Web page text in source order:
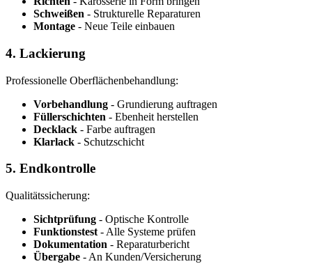
Schweißen - Strukturelle Reparaturen
Montage - Neue Teile einbauen
4. Lackierung
Professionelle Oberflächenbehandlung:
Vorbehandlung - Grundierung auftragen
Füllerschichten - Ebenheit herstellen
Decklack - Farbe auftragen
Klarlack - Schutzschicht
5. Endkontrolle
Qualitätssicherung:
Sichtprüfung - Optische Kontrolle
Funktionstest - Alle Systeme prüfen
Dokumentation - Reparaturbericht
Übergabe - An Kunden/Versicherung